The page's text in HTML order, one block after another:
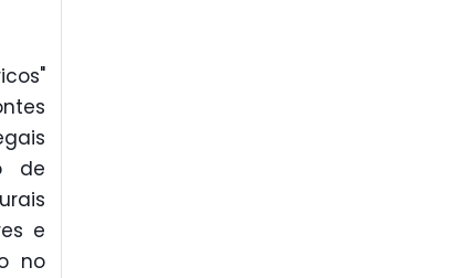
de
e
no